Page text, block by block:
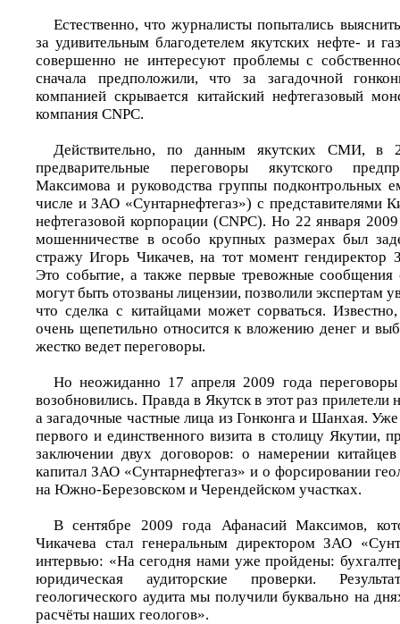
Естественно, что журналисты попытались
за удивительным благодетелем якутских нефте- и
совершенно не интересуют проблемы с
сначала предположили, что за загадочной
компанией скрывается китайский нефтегазовый
компания CNPC.
Действительно, по данным якутских СМИ, в
предварительные переговоры якутского
Максимова и руководства группы подконтрольных
числе и ЗАО «Сунтарнефтегаз») с представителями
нефтегазовой корпорации (CNPC). Но 22 января
мошенничестве в особо крупных размерах был
стражу Игорь Чикачев, на тот момент гендиректор
Это событие, а также первые тревожные
могут быть отозваны лицензии, позволили экспертам
что сделка с китайцами может сорваться.
очень щепетильно относится к вложению денег и
жестко ведет переговоры.
Но неожиданно 17 апреля 2009 года переговоры
возобновились. Правда в Якутск в этот раз прилетели
а загадочные частные лица из Гонконга и Шанхая.
первого и единственного визита в столицу Якутии,
заключении двух договоров: о намерении
капитал ЗАО «Сунтарнефтегаз» и о форсировании
на Южно-Березовском и Черендейском участках.
В сентябре 2009 года Афанасий Максимов,
Чикачева стал генеральным директором ЗАО
интервью: «На сегодня нами уже пройдены:
юридическая аудиторские проверки.
геологического аудита мы получили буквально на
расчёты наших геологов».